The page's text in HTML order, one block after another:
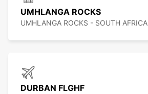
UMHLANGA ROCKS
UMHLANGA ROCKS - SOUTH AFRICA
DURBAN FLGHF